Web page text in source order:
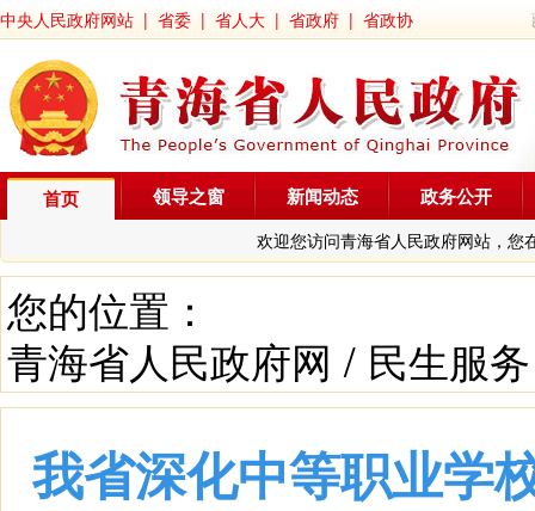
中央人民政府网站 | 省委 | 省人大 | 省政府 | 省政协
首页
欢迎您访问青海省人民政府网站，您
领导之窗 新闻动态 政务公开
您的位置：
青海省人民政府网 / 民生服务
我省深化中等职业学